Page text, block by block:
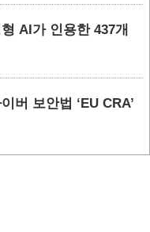
AI가 인용한 437개
버 보안법 ‘EU CRA’